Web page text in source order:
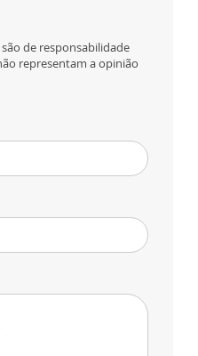
de responsabilidade
representam a opinião